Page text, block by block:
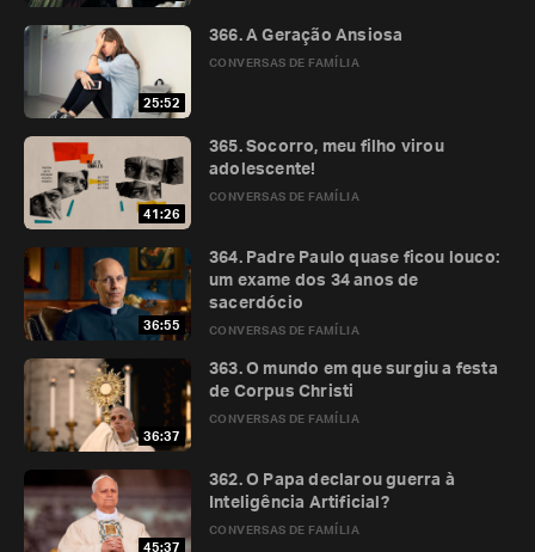
25:52
CONVERSAS DE FAMÍLIA
366. A Geração Ansiosa
41:26
CONVERSAS DE FAMÍLIA
365. Socorro, meu filho virou
adolescente!
36:55 CONVERSAS DE FAMÍLIA
364. Padre Paulo quase ficou louco:
um exame dos 34 anos de
sacerdócio
36:37
CONVERSAS DE FAMÍLIA
363. O mundo em que surgiu a festa
de Corpus Christi
45:37
CONVERSAS DE FAMÍLIA
362. O Papa declarou guerra à
Inteligência Artificial?